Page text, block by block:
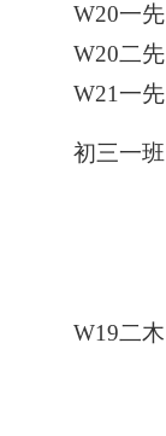
W20一先
W20二先
W21一先
初三一班
W19二木